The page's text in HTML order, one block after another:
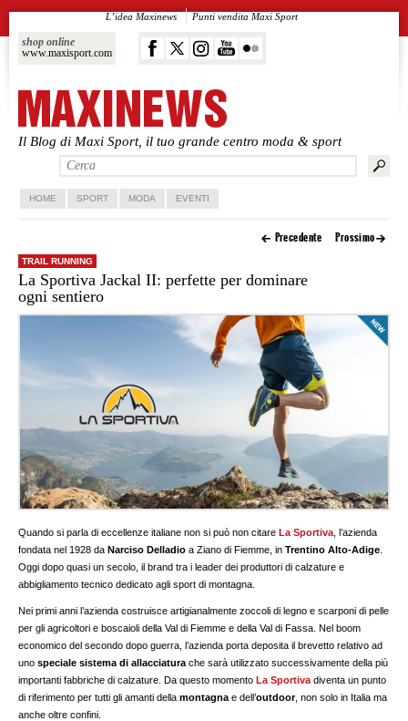
Il Blog di Maxi Sport, il tuo grande centro moda & sport
shop online
www.maxisport.com
L’idea Maxinews Punti vendita Maxi Sport
Vai al contenuto principale
Vai al contenuto secondario
HOME SPORT MODA EVENTI
Precedente Prossimo
TRAIL RUNNING
La Sportiva Jackal II: perfette per dominare
ogni sentiero
Quando si parla di eccellenze italiane non si può non citareLa Sportiva , l’azienda
fondata nel 1928 daNarciso Delladio a Ziano di Fiemme, inTrentino Alto-Adige
Oggi dopo quasi un secolo, il brand tra i leader dei produttori di calzature e
abbigliamento tecnico dedicato agli sport di montagna.
Nei primi anni l’azienda costruisce artigianalmente zoccoli di legno e scarponi di pelle
per gli agricoltori e boscaioli della Val di Fiemme e della Val di Fassa. Nel boom
economico del secondo dopo guerra, l’azienda porta deposita il brevetto relativo ad
unospeciale sistema di allacciatura che sarà utilizzato successivamente della più
importanti fabbriche di calzature. Da questo momentoLa Sportiva diventa un punto
di riferimento per tutti gli amanti dellamontagna e dell’outdoor, non solo in Italia ma
anche oltre confini.